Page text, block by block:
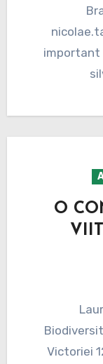
important
O
Laurențiu Ciornei Centrul de
Victoriei